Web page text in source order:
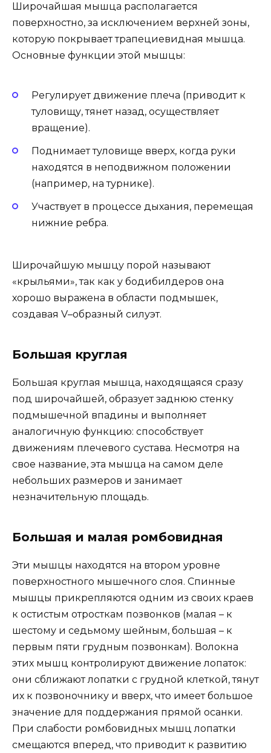
Широчайшая мышца располагается
поверхностно, за исключением верхней зоны,
которую покрывает трапециевидная мышца.
Основные функции этой мышцы:
Регулирует движение плеча (приводит к
туловищу, тянет назад, осуществляет
вращение).
Поднимает туловище вверх, когда руки
находятся в неподвижном положении
(например, на турнике).
Участвует в процессе дыхания, перемещая
нижние ребра.
Широчайшую мышцу порой называют
«крыльями», так как у бодибилдеров она
хорошо выражена в области подмышек,
создавая V–образный силуэт.
Большая круглая
Большая круглая мышца, находящаяся сразу
под широчайшей, образует заднюю стенку
подмышечной впадины и выполняет
аналогичную функцию: способствует
движениям плечевого сустава. Несмотря на
свое название, эта мышца на самом деле
небольших размеров и занимает
незначительную площадь.
Большая и малая ромбовидная
Эти мышцы находятся на втором уровне
поверхностного мышечного слоя. Спинные
мышцы прикрепляются одним из своих краев
к остистым отросткам позвонков (малая – к
шестому и седьмому шейным, большая – к
первым пяти грудным позвонкам). Волокна
этих мышц контролируют движение лопаток:
они сближают лопатки с грудной клеткой, тянут
их к позвоночнику и вверх, что имеет большое
значение для поддержания прямой осанки.
При слабости ромбовидных мышц лопатки
смещаются вперед, что приводит к развитию